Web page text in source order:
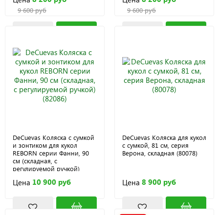
9 600 руб 9 600 руб
DeCuevas Коляска с сумкой
и зонтиком для кукол
REBORN серии Фанни, 90
см (складная, с
регулируемой ручкой)
Цена 10 900 руб
DeCuevas Коляска для кукол
с сумкой, 81 см, серия
Верона, складная (80078)
Цена 8 900 руб